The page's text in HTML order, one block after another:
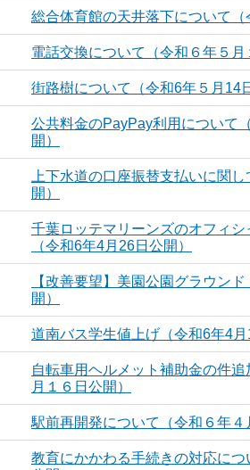
総合体育館の天井落下について（
電話交換について（令和６年５月
街路樹について（令和6年５月14
公共料金のPayPay利用について
開）
上下水道の口座振替支払いに関
開）
千葉ロッテマリーンズのオフィ
（令和6年4月26日公開）
【改善要望】美園公園グラウン
開）
道南バス学生値上げ（令和6年4月
自転車用ヘルメット補助金の件
月１６日公開）
駅前再開発について（令和６年４
教育にかかわる手続きの対応につ